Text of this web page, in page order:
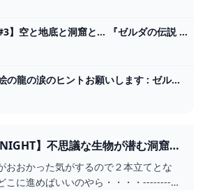
【ティアキン冒険記#3】空と地底と洞窟と… 『ゼルダの伝説 ティアーズ オブ ザ キングダム』 - かんづめステップ
【ティアキン】地上絵の龍の涙のヒントお願いします : ゼルダの伝説 ティアーズ オブ ザ キングダム攻略まとめ速報
】不思議な生物が潜む洞窟を
おおかった気がするので２本立てとな
こに進めばいいのやら・・・・-----------